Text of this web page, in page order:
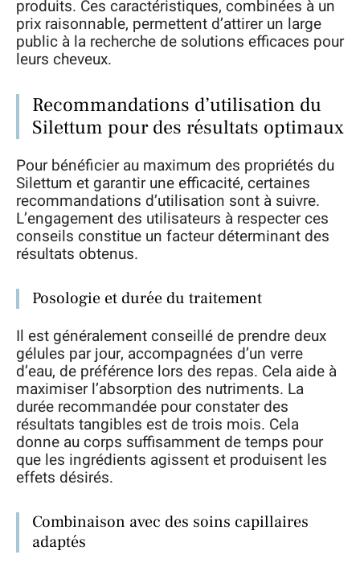
produits. Ces caractéristiques, combinées à un
prix raisonnable, permettent d’attirer un large
public à la recherche de solutions efficaces pour
leurs cheveux.
Recommandations d’utilisation du
Silettum pour des résultats optimaux
Pour bénéficier au maximum des propriétés du
Silettum et garantir une efficacité, certaines
recommandations d’utilisation sont à suivre.
L’engagement des utilisateurs à respecter ces
conseils constitue un facteur déterminant des
résultats obtenus.
Posologie et durée du traitement
Il est généralement conseillé de prendre deux
gélules par jour, accompagnées d’un verre
d’eau, de préférence lors des repas. Cela aide à
maximiser l’absorption des nutriments. La
durée recommandée pour constater des
résultats tangibles est de trois mois. Cela
donne au corps suffisamment de temps pour
que les ingrédients agissent et produisent les
effets désirés.
Combinaison avec des soins capillaires
adaptés